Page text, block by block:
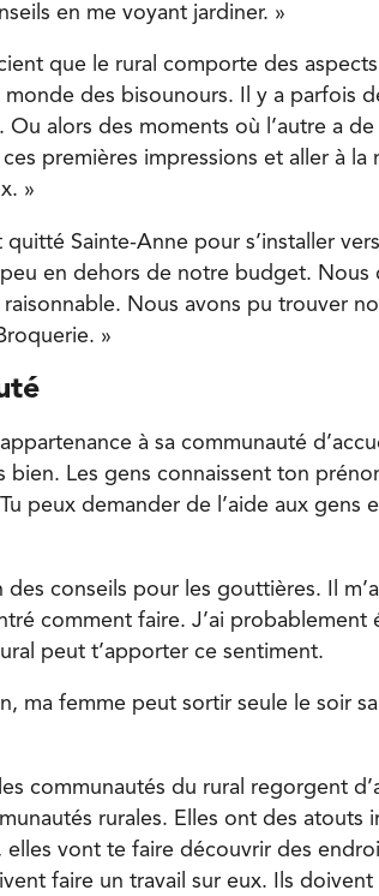
en me voyant jardiner. »
que le rural comporte des
des bisounours. Il y a parfois
alors des moments où l’autre a
premières impressions et aller à la
»
Sainte-Anne pour s’installer
en dehors de notre budget. Nous
Nous avons pu trouver
»
à sa communauté
bien. Les gens connaissent ton
peux demander de l’aide aux gens
des conseils pour les gouttières. Il
comment faire. J’ai probablement
peut t’apporter ce sentiment.
ma femme peut sortir seule le soir
communautés du rural regorgent
rurales. Elles ont des atouts
elles vont te faire découvrir des
faire un travail sur eux. Ils doivent